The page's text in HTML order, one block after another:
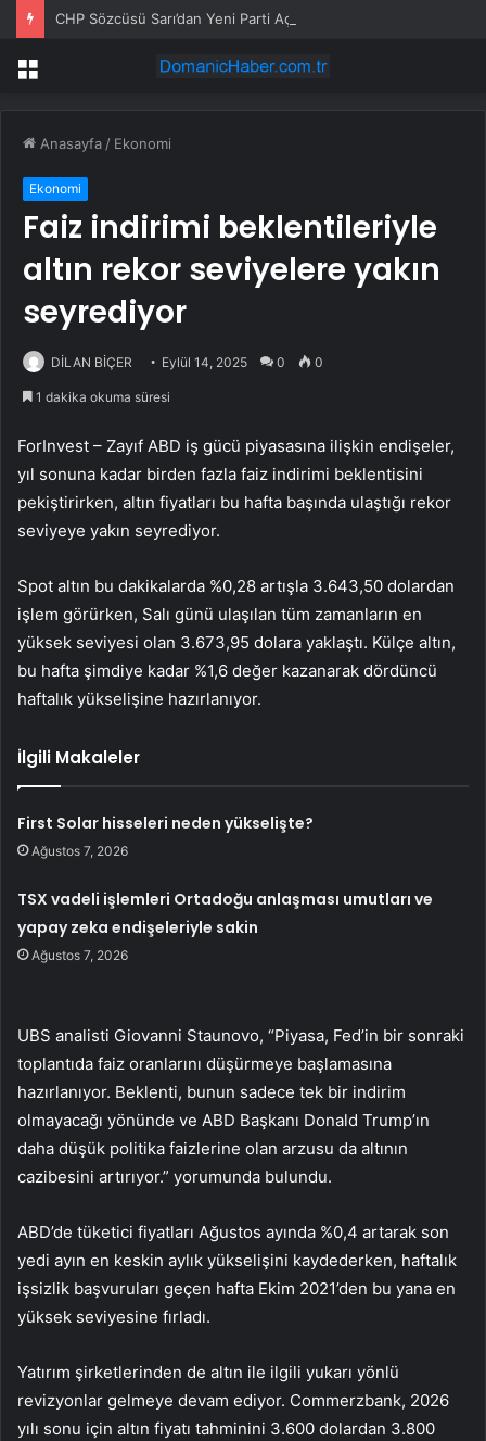
Menü
Anasayfa / Ekonomi
Ekonomi
Faiz indirimi beklentileriyle
altın rekor seviyelere yakın
seyrediyor
DİLAN BİÇER Eylül 14, 2025 0 0
1 dakika okuma süresi
ForInvest – Zayıf ABD iş gücü piyasasına ilişkin endişeler,
yıl sonuna kadar birden fazla faiz indirimi beklentisini
pekiştirirken, altın fiyatları bu hafta başında ulaştığı rekor
seviyeye yakın seyrediyor.
Spot altın bu dakikalarda %0,28 artışla 3.643,50 dolardan
işlem görürken, Salı günü ulaşılan tüm zamanların en
yüksek seviyesi olan 3.673,95 dolara yaklaştı. Külçe altın,
bu hafta şimdiye kadar %1,6 değer kazanarak dördüncü
haftalık yükselişine hazırlanıyor.
İlgili Makaleler
First Solar hisseleri neden yükselişte?
Ağustos 7, 2026
TSX vadeli işlemleri Ortadoğu anlaşması umutları ve
yapay zeka endişeleriyle sakin
Ağustos 7, 2026
UBS analisti Giovanni Staunovo, “Piyasa, Fed’in bir sonraki
toplantıda faiz oranlarını düşürmeye başlamasına
hazırlanıyor. Beklenti, bunun sadece tek bir indirim
olmayacağı yönünde ve ABD Başkanı Donald Trump’ın
daha düşük politika faizlerine olan arzusu da altının
cazibesini artırıyor.” yorumunda bulundu.
ABD’de tüketici fiyatları Ağustos ayında %0,4 artarak son
yedi ayın en keskin aylık yükselişini kaydederken, haftalık
işsizlik başvuruları geçen hafta Ekim 2021’den bu yana en
yüksek seviyesine fırladı.
Yatırım şirketlerinden de altın ile ilgili yukarı yönlü
revizyonlar gelmeye devam ediyor. Commerzbank, 2026
yılı sonu için altın fiyatı tahminini 3.600 dolardan 3.800